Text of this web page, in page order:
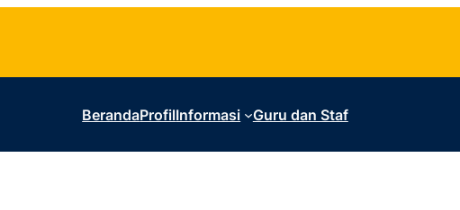
BerandaProfilInformasi Guru dan Staf